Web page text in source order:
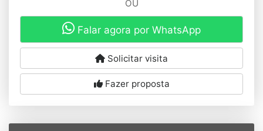
OU
Falar agora por WhatsApp
Solicitar visita
Fazer proposta